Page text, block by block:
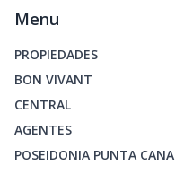
Menu
PROPIEDADES
BON VIVANT
CENTRAL
AGENTES
POSEIDONIA PUNTA CANA